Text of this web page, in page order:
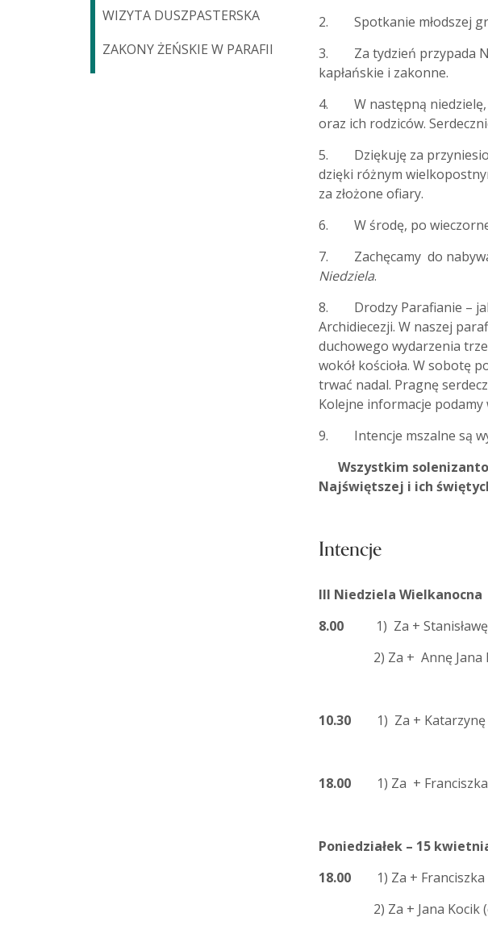
WIZYTA DUSZPASTERSKA
ZAKONY ŻEŃSKIE W PARAFII
2. Spotkanie młodszej
3. Za tydzień przypada
kapłańskie i zakonne.
4. W następną niedzielę,
oraz ich rodziców.
5. Dziękuję za
dzięki różnym
za złożone ofiary.
6. W środę, po wieczornej
7. Zachęcamy do
Niedziela.
8. Drodzy Parafianie – jak
Archidiecezji. W naszej
duchowego wydarzenia
wokół kościoła. W sobotę
trwać nadal. Pragnę
Kolejne
9. Intencje mszalne są
Wszystkim
Najświętszej i ich
Intencje
III Niedziela
8.001) Za + Stanisławę,
2) Za + Annę Jana
10.301) Za + Katarzynę
18.001) Za + Franciszka
Poniedziałek – 15
18.001) Za + Franciszka
2) Za + Jana Kocik